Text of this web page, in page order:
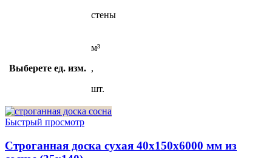
стены
Выберете ед. изм.
м³
,
шт.
Быстрый просмотр
Строганная доска сухая 40x150x6000 мм из